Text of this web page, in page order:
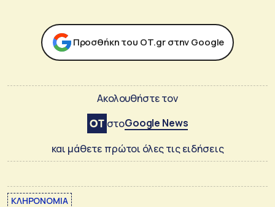
Προσθήκη του ΟΤ.gr στην Google
Ακολουθήστε τον
στοGoogle News
και μάθετε πρώτοι όλες τις ειδήσεις
ΚΛΗΡΟΝΟΜΙΑ